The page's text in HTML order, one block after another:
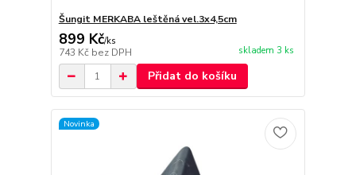
Šungit MERKABA leštěná vel.3x4,5cm
899 Kč/ks
743 Kč bez DPH skladem 3 ks
Přidat do košíku
Novinka